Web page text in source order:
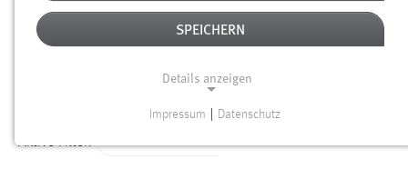
Alter
Aktive Filter:
SPEICHERN
Details anzeigen
Impressum Datenschutz